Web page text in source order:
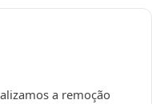
a remoção